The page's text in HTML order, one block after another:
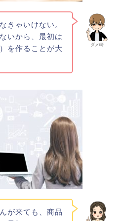
ダメ崎
きゃいけない。
いから、最初は
を作ることが大
が来ても、商品